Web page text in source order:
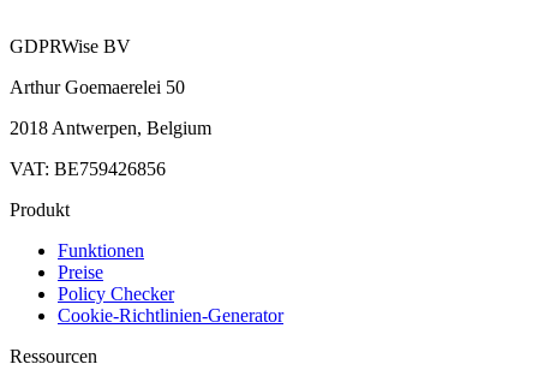
GDPRWise BV
Arthur Goemaerelei 50
2018 Antwerpen, Belgium
VAT: BE759426856
Produkt
Funktionen
Preise
Policy Checker
Cookie-Richtlinien-Generator
Ressourcen